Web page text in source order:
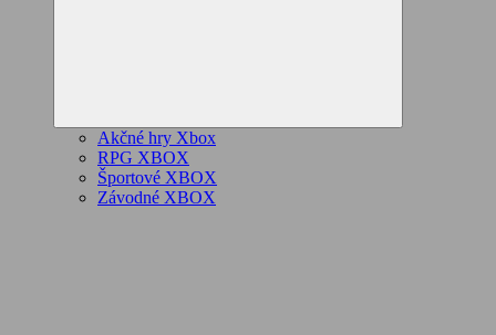
Akčné hry Xbox
RPG XBOX
Športové XBOX
Závodné XBOX